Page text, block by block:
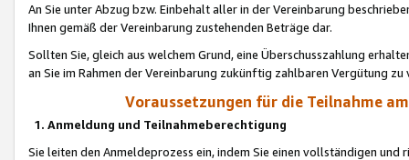
An Sie unter Abzug bzw. Einbehalt aller in der Vereinbarung
Ihnen gemäß der Vereinbarung zustehenden Beträge dar.
Sollten Sie, gleich aus welchem Grund, eine Überschusszahlung
an Sie im Rahmen der Vereinbarung zukünftig zahlbaren Vergütung zu
Voraussetzungen für die Teilnahme
1. Anmeldung und Teilnahmeberechtigung
Sie leiten den Anmeldeprozess ein, indem Sie einen vollständigen